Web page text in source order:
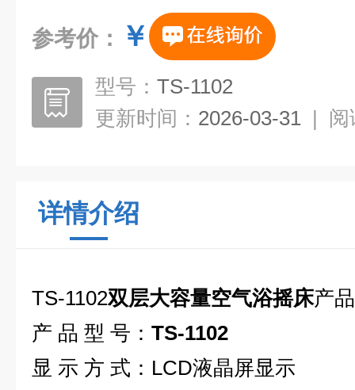
参考价： ￥
型号： TS-1102
更新时间： 2026-03-31 | 阅
详情介绍
TS-1102双层大容量空气浴摇床产
产 品 型 号： TS-1102
显 示 方 式：LCD液晶屏显示